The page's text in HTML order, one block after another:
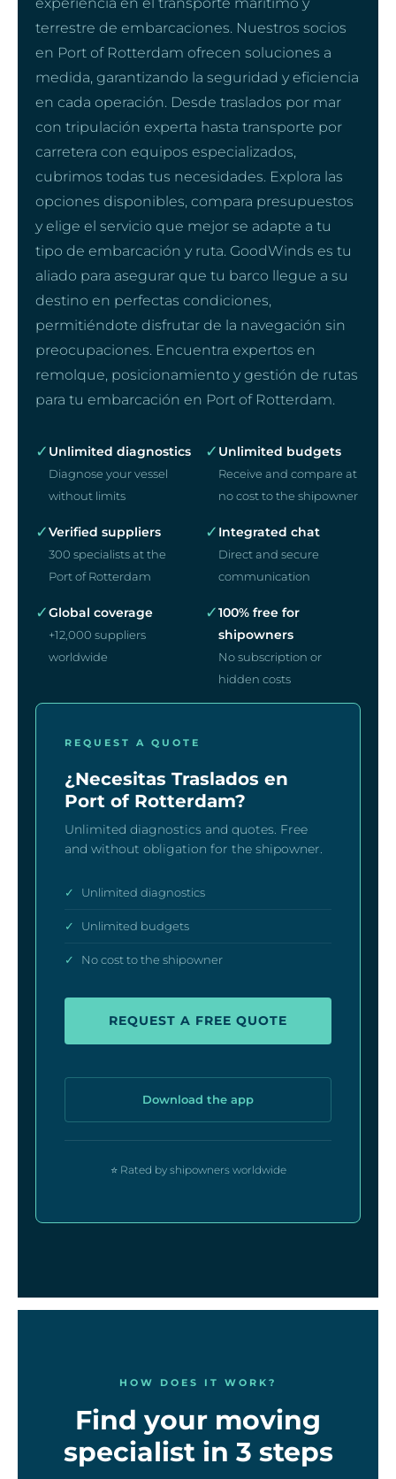
terrestre de embarcaciones. Nuestros socios
en Port of Rotterdam ofrecen soluciones a
medida, garantizando la seguridad y eficiencia
en cada operación. Desde traslados por mar
con tripulación experta hasta transporte por
carretera con equipos especializados,
cubrimos todas tus necesidades. Explora las
opciones disponibles, compara presupuestos
y elige el servicio que mejor se adapte a tu
tipo de embarcación y ruta. GoodWinds es tu
aliado para asegurar que tu barco llegue a su
destino en perfectas condiciones,
permitiéndote disfrutar de la navegación sin
preocupaciones. Encuentra expertos en
remolque, posicionamiento y gestión de rutas
para tu embarcación en Port of Rotterdam.
✓ Unlimited diagnostics
Diagnose your vessel
without limits
✓ Unlimited budgets
Receive and compare at
no cost to the shipowner
✓Verified suppliers
300 specialists at the
Port of Rotterdam
✓ Integrated chat
Direct and secure
communication
✓Global coverage
+12,000 suppliers
worldwide
✓100% free for
shipowners
No subscription or
hidden costs
REQUEST A QUOTE
¿Necesitas Traslados en
Port of Rotterdam?
Unlimited diagnostics and quotes. Free
and without obligation for the shipowner.
✓ Unlimited diagnostics
✓ Unlimited budgets
✓ No cost to the shipowner
REQUEST A FREE QUOTE
Download the app
⭐ Rated by shipowners worldwide
HOW DOES IT WORK?
Find your moving
specialist in 3 steps